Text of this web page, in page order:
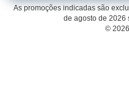
As promoções indicadas são
de agosto de 2026
©